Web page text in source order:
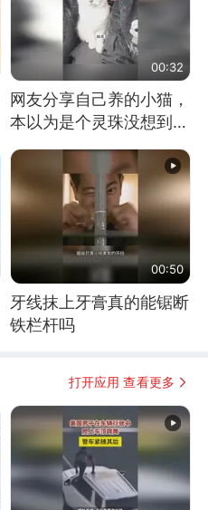
00:32
网友分享自己养的小猫，
本以为是个灵珠没想到是
00:50
牙线抹上牙膏真的能锯断
铁栏杆吗
打开应用 查看更多